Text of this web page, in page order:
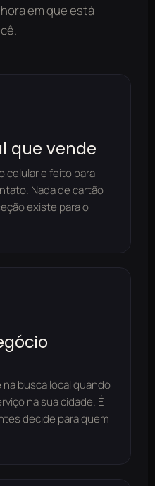
em que está
que vende
celular e feito para
Nada de cartão
existe para o
busca local quando
na sua cidade. É
decide para quem